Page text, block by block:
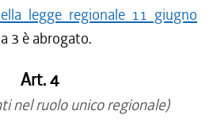
legge regionale 11 giugno
3 è abrogato.
Art. 4
nel ruolo unico regionale)